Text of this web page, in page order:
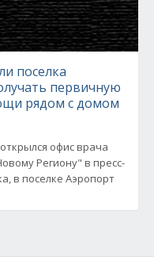
поселка
первичную
рядом с домом
офис врача
Региону" в пресс-
в поселке Аэропорт